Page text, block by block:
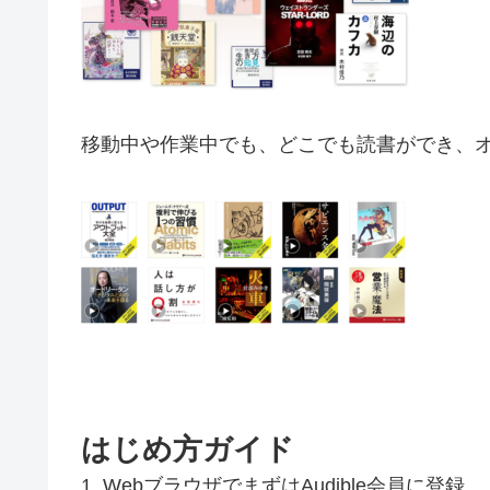
移動中や作業中でも、どこでも読書ができ、
はじめ方ガイド
1. WebブラウザでまずはAudible会員に登録